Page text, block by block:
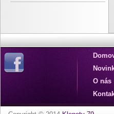
O nás